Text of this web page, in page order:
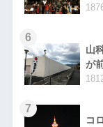
6
山
が
7
コ